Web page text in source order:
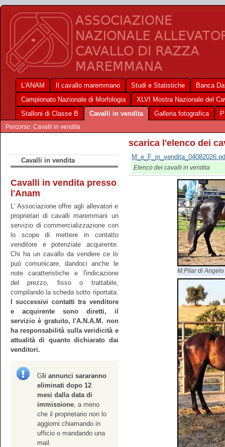
L'ANAM Il cavallo maremmano Studi e Statistiche
Banca
Campionato Nazionale di Morfologia
XLVI Mostra Nazionale del
Stalloni di Classe B
Cavalli in vendita Galleria fotografica
Percorso: Cavalli in vendita
Cavalli in vendita
Cavalli in vendita presso
l'Anam
L' Associazione offre agli allevatori e
proprietari di cavalli maremmani un
servizio di commercializzazione con
lo scopo di mettere in contatto
venditore e potenziale acquirente.
Chi ha un cavallo da vendere ce lo
può comunicare, dandoci anche le
note caratteristiche e l'indicazione
del prezzo, fisso o trattabile,
compilando la scheda sotto riportata.
I successivi contatti tra venditore
e acquirente sono diretti, il
servizio è gratuito, l'A.N.A.M. non
ha responsabilità sulla veridicità e
attualità di quanto dichiarato dai
venditori.
G li annunci sararanno
eliminati dopo 12
mesi dalla data di
immissione , a meno
che il proprietario non lo
aggiorni chiamando in
ufficio o mandando una
mail.
scarica l'elenco dei
Elenco dei cavalli in vendita
M.Pilar di